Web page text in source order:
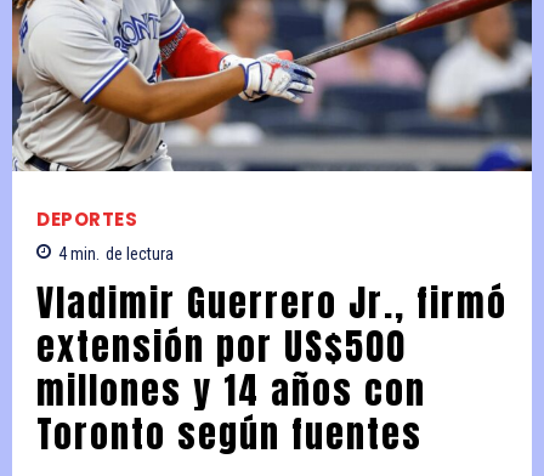
DEPORTES
4min. de lectura
Vladimir Guerrero Jr., firmó
extensión por US$500
millones y 14 años con
Toronto según fuentes